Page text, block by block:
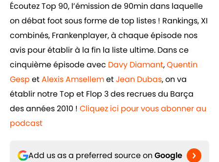
Écoutez Top 90, l’émission de 90min dans laquelle
on débat foot sous forme de top listes ! Rankings, XI
combinés, Frankenplayer, à chaque épisode nos
avis pour établir à la fin la liste ultime. Dans ce
cinquième épisode avec Davy Diamant,Quentin
Gesp etAlexis AmsellemetJean Dubas, on va
établir notre Top et Flop 3 des recrues du Barça
des années 2010 ! Cliquez ici pour vous abonner au
podcast
Add us as a preferred source on Google